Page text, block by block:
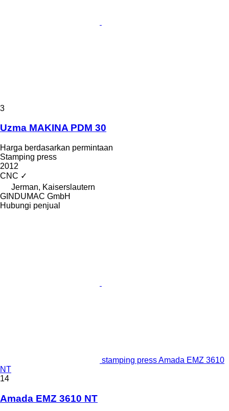
3
Uzma MAKINA PDM 30
Harga berdasarkan permintaan
Stamping press
2012
CNC ✓
Jerman, Kaiserslautern
GINDUMAC GmbH
Hubungi penjual
stamping press Amada EMZ 3610
NT
14
Amada EMZ 3610 NT